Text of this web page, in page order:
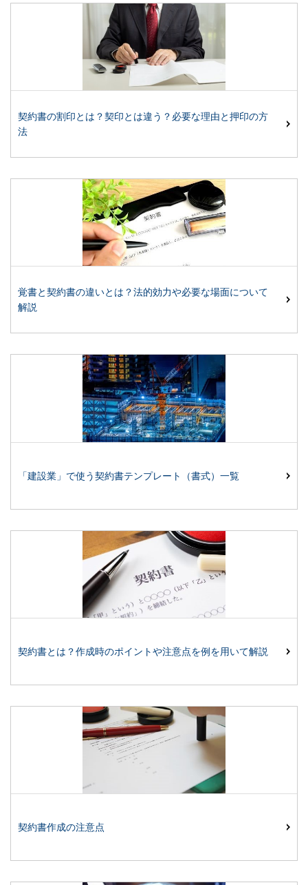
契約書の割印とは？契印とは違う？必要な理由と押印の方
法
覚書と契約書の違いとは？法的効力や必要な場面について
解説
「建設業」で使う契約書テンプレート（書式）一覧
契約書とは？作成時のポイントや注意点を例を用いて解説
契約書作成の注意点